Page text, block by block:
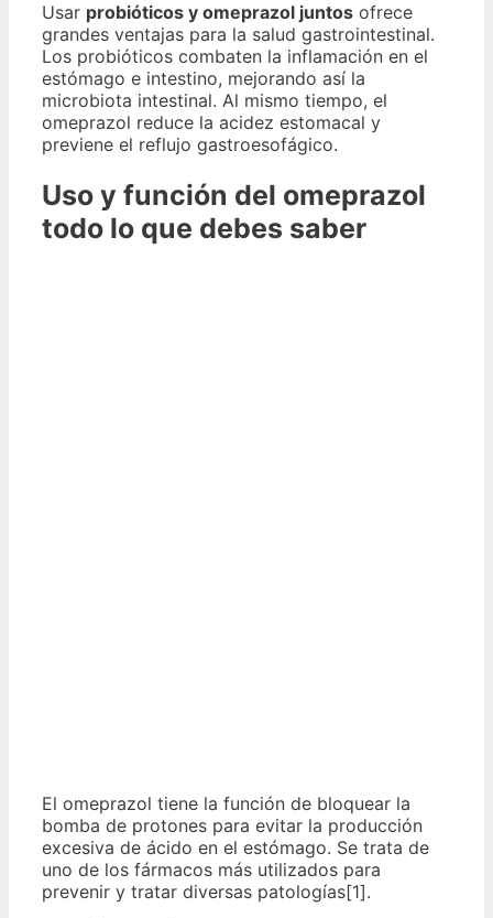
Usar probióticos y omeprazol juntos ofrece
grandes ventajas para la salud gastrointestinal.
Los probióticos combaten la inflamación en el
estómago e intestino, mejorando así la
microbiota intestinal. Al mismo tiempo, el
omeprazol reduce la acidez estomacal y
previene el reflujo gastroesofágico.
Uso y función del omeprazol
todo lo que debes saber
El omeprazol tiene la función de bloquear la
bomba de protones para evitar la producción
excesiva de ácido en el estómago. Se trata de
uno de los fármacos más utilizados para
prevenir y tratar diversas patologías[1].